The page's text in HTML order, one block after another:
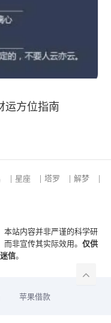
运方位指南
| 星座 | 塔罗 | 解梦
|
本站内容并非严谨的科学研
非宣传其实际效用。 仅供
信。
苹果借款